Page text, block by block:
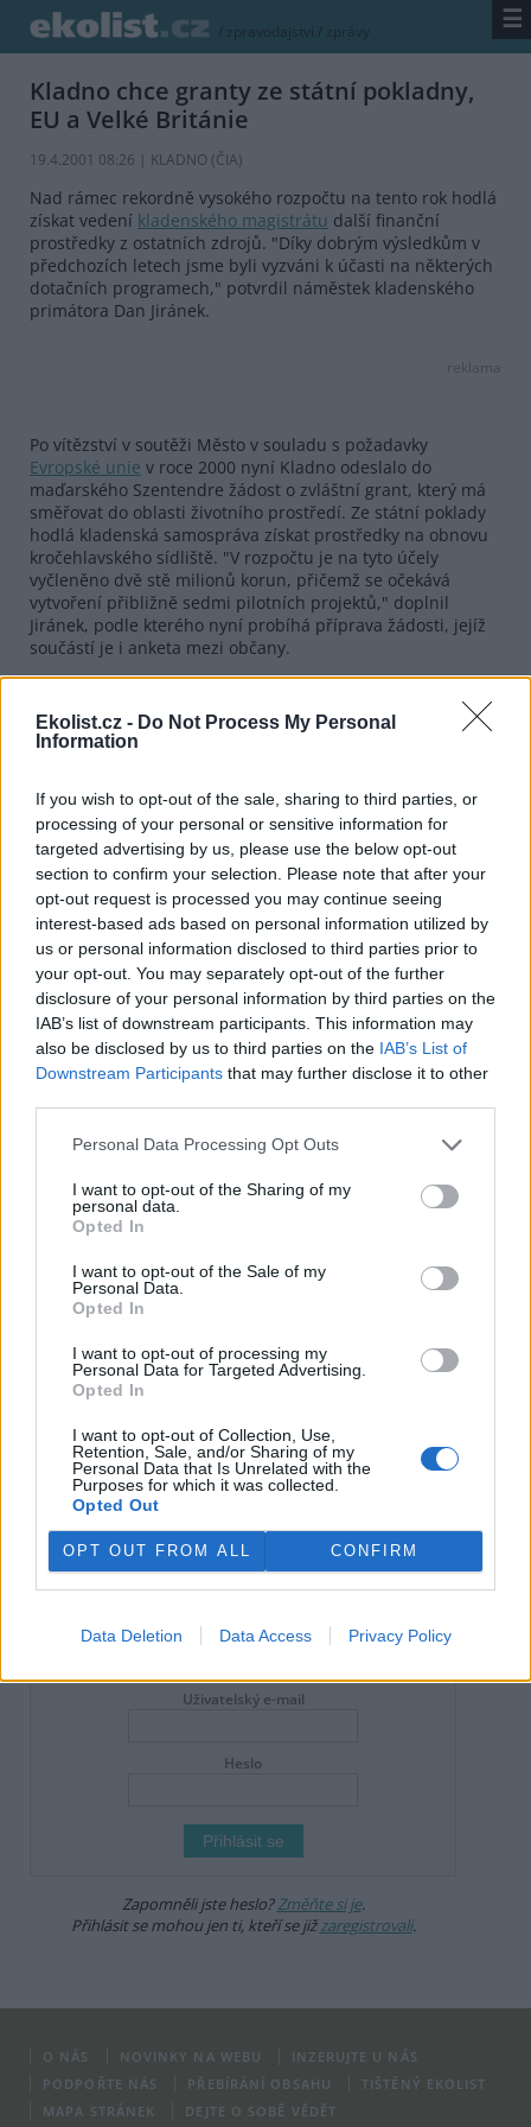
Ekolist.cz - Do Not Process My Personal
Information
If you wish to opt-out of the sale, sharing to third parties, or
processing of your personal or sensitive information for
targeted advertising by us, please use the below opt-out
section to confirm your selection. Please note that after your
opt-out request is processed you may continue seeing
interest-based ads based on personal information utilized by
us or personal information disclosed to third parties prior to
your opt-out. You may separately opt-out of the further
disclosure of your personal information by third parties on the
IAB’s list of downstream participants. This information may
also be disclosed by us to third parties on the IAB’s List of
Downstream Participants that may further disclose it to other
Personal Data Processing Opt Outs
I want to opt-out of the Sharing of my
personal data.
Opted In
I want to opt-out of the Sale of my
Personal Data.
Opted In
I want to opt-out of processing my
Personal Data for Targeted Advertising.
Opted In
I want to opt-out of Collection, Use,
Retention, Sale, and/or Sharing of my
Personal Data that Is Unrelated with the
Purposes for which it was collected.
Opted Out
OPT OUT FROM ALL CONFIRM
Data Deletion Data Access Privacy Policy
/ zpravodajství / zprávy ☰
Kladno chce granty ze státní pokladny,
EU a Velké Británie
19.4.2001 08:26 | KLADNO (ČIA)
Nad rámec rekordně vysokého rozpočtu na tento rok hodlá
získat vedení kladenského magistrátu další finanční
prostředky z ostatních zdrojů. "Díky dobrým výsledkům v
předchozích letech jsme byli vyzváni k účasti na některých
dotačních programech," potvrdil náměstek kladenského
primátora Dan Jiránek.
reklama
Po vítězství v soutěži Město v souladu s požadavky
Evropské unie v roce 2000 nyní Kladno odeslalo do
maďarského Szentendre žádost o zvláštní grant, který má
směřovat do oblasti životního prostředí. Ze státní poklady
hodlá kladenská samospráva získat prostředky na obnovu
kročehlavského sídliště. "V rozpočtu je na tyto účely
vyčleněno dvě stě milionů korun, přičemž se očekává
vytvoření přibližně sedmi pilotních projektů," doplnil
Jiránek, podle kterého nyní probíhá příprava žádosti, jejíž
součástí je i anketa mezi občany.
anglického Know-how fondu na rozvoj projektu Lokální
agenda 21 (LA21), který sdružuje zájemce o městské životní
prostředí. V příštích dvou letech dostane ročně čtyři tisíce
tisíc liber bude směřovat na zvláštní projekty a tisíc liber
ročně na školení v oblasti životního prostředí.
reklama
reklama
Online diskuse
Uživatelský e-mail
Heslo
Zapomněli jste heslo?Změňte si je.
Přihlásit se mohou jen ti, kteří se jižzaregistrovali.
O NÁS NOVINKY NA WEBU
INZERUJTE U NÁS
PODPOŘTE NÁS
PŘEBÍRÁNÍ OBSAHU
TIŠTĚNÝ EKOLIST
MAPA STRÁNEK
DEJTE O SOBĚ VĚDĚT